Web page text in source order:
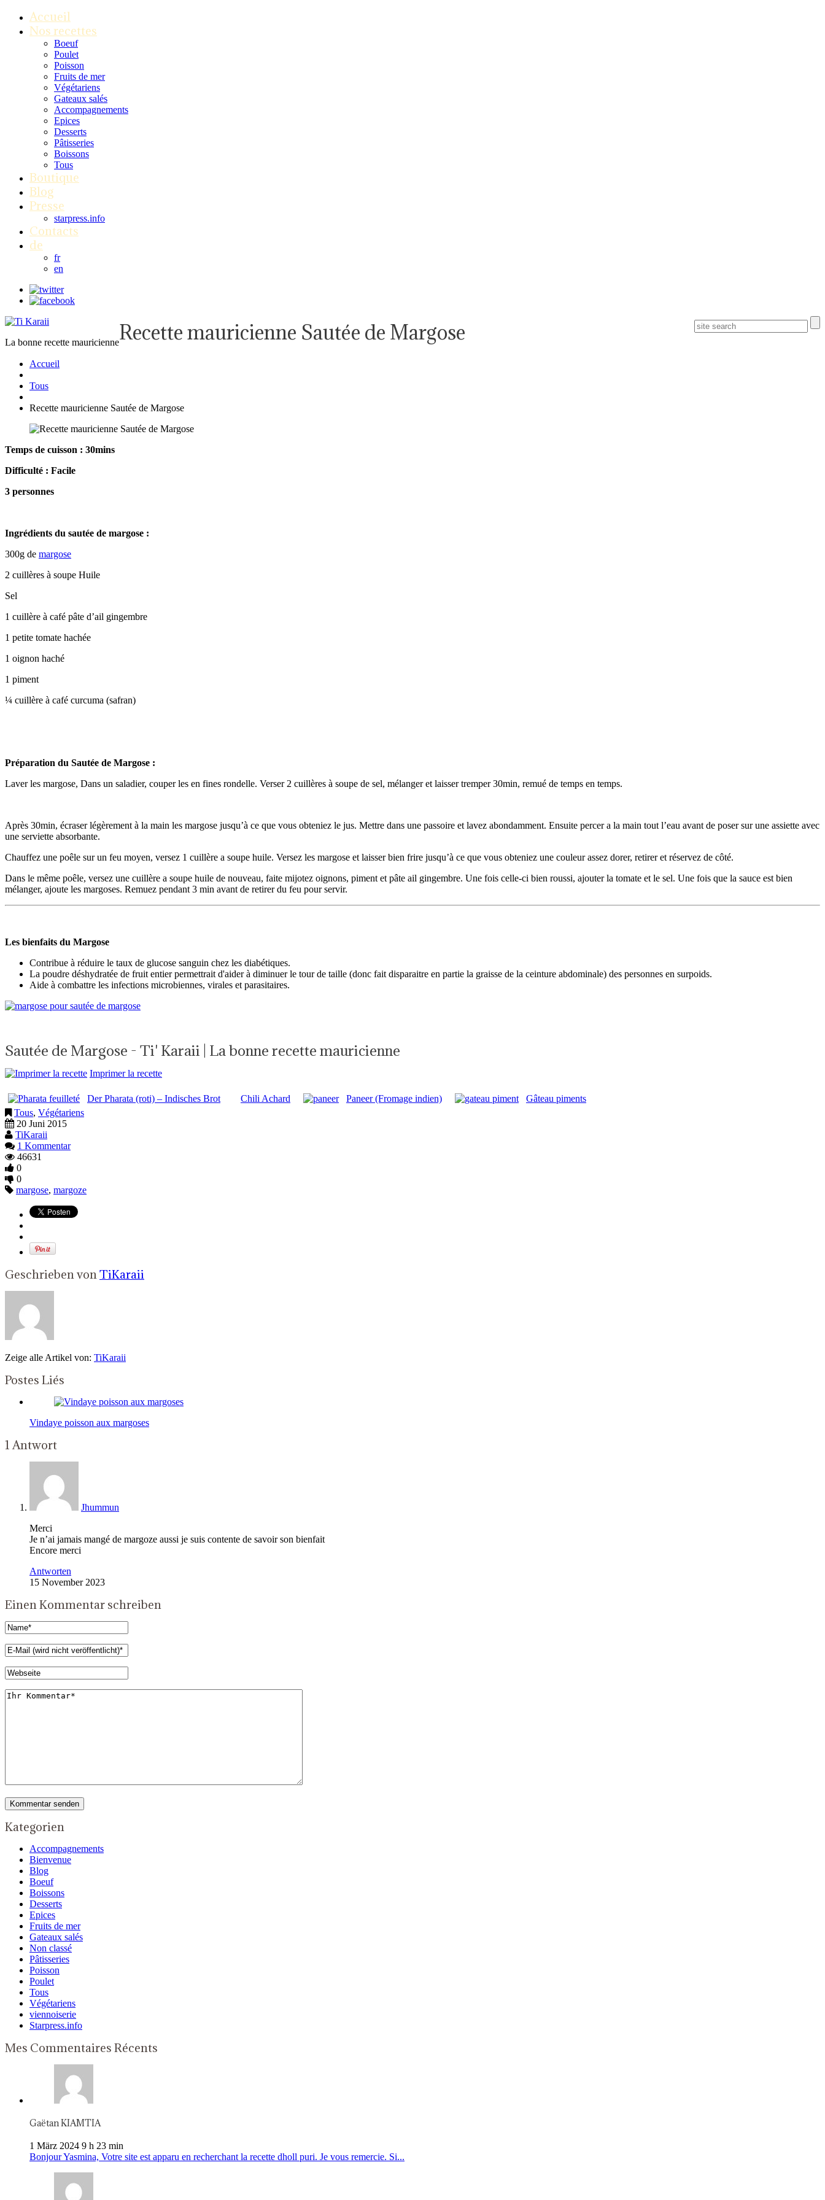
Accueil
Nos recettes
Boeuf
Poulet
Poisson
Fruits de mer
Végétariens
Gateaux salés
Accompagnements
Epices
Desserts
Pâtisseries
Boissons
Tous
Boutique
Blog
Presse
starpress.info
Contacts
de
fr
en
La bonne recette mauricienneRecette mauricienne Sautée de Margose
Accueil
Tous
Recette mauricienne Sautée de Margose
Temps de cuisson : 30mins
Difficulté : Facile
3 personnes
Ingrédients du sautée de margose :
300g de margose
2 cuillères à soupe Huile
Sel
1 cuillère à café pâte d’ail gingembre
1 petite tomate hachée
1 oignon haché
1 piment
¼ cuillère à café curcuma (safran)
Préparation du Sautée de Margose :
Laver les margose, Dans un saladier, couper les en fines rondelle. Verser 2 cuillères à soupe de sel, mélanger et laisser tremper 30min, remué de temps en temps.
Après 30min, écraser légèrement à la main les margose jusqu’à ce que vous obteniez le jus. Mettre dans une passoire et lavez abondamment. Ensuite percer a la main tout l’eau avant de poser sur une assiette avec
une serviette absorbante.
Chauffez une poêle sur un feu moyen, versez 1 cuillère a soupe huile. Versez les margose et laisser bien frire jusqu’à ce que vous obteniez une couleur assez dorer, retirer et réservez de côté.
Dans le même poêle, versez une cuillère a soupe huile de nouveau, faite mijotez oignons, piment et pâte ail gingembre. Une fois celle-ci bien roussi, ajouter la tomate et le sel. Une fois que la sauce est bien
mélanger, ajoute les margoses. Remuez pendant 3 min avant de retirer du feu pour servir.
Les bienfaits du Margose
Contribue à réduire le taux de glucose sanguin chez les diabétiques.
La poudre déshydratée de fruit entier permettrait d'aider à diminuer le tour de taille (donc fait disparaitre en partie la graisse de la ceinture abdominale) des personnes en surpoids.
Aide à combattre les infections microbiennes, virales et parasitaires.
Sautée de Margose - Ti' Karaii | La bonne recette mauricienne
Imprimer la recette
Der Pharata (roti) – Indisches Brot Chili Achard Paneer (Fromage indien)
Gâteau piments
Tous, Végétariens
20 Juni 2015
TiKaraii
1 Kommentar
46631
0
0
margose, margoze
Geschrieben vonTiKaraii
Zeige alle Artikel von: TiKaraii
Postes Liés
Vindaye poisson aux margoses
1 Antwort
Jhummun
Merci
Je n’ai jamais mangé de margoze aussi je suis contente de savoir son bienfait
Encore merci
Antworten
15 November 2023
Einen Kommentar schreiben
Kategorien
Accompagnements
Bienvenue
Blog
Boeuf
Boissons
Desserts
Epices
Fruits de mer
Gateaux salés
Non classé
Pâtisseries
Poisson
Poulet
Tous
Végétariens
viennoiserie
Starpress.info
Mes Commentaires Récents
Gaëtan KIAMTIA
1 März 2024 9 h 23 min
Bonjour Yasmina, Votre site est apparu en recherchant la recette dholl puri. Je vous remercie. Si...